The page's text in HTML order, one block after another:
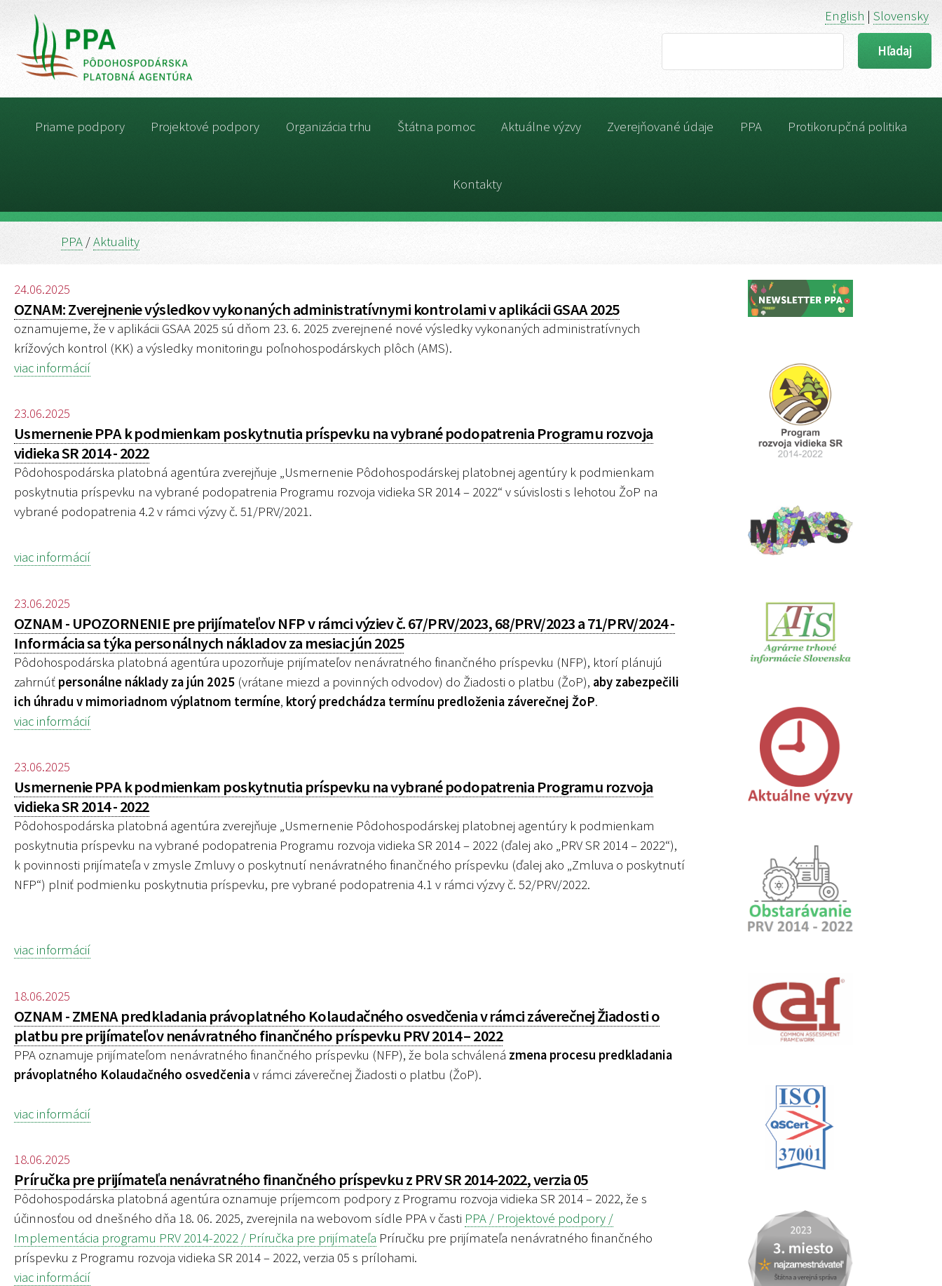
English |Slovensky
Priame podpory Projektové podpory Organizácia trhu Štátna pomoc Aktuálne výzvy Zverejňované údaje PPA Protikorupčná politika
Kontakty
PPA /Aktuality
24.06.2025
OZNAM: Zverejnenie výsledkov vykonaných administratívnymi kontrolami v aplikácii GSAA 2025
oznamujeme, že v aplikácii GSAA 2025 sú dňom 23. 6. 2025 zverejnené nové výsledky vykonaných administratívnych
krížových kontrol (KK) a výsledky monitoringu poľnohospodárskych plôch (AMS).
viac informácií
23.06.2025
Usmernenie PPA k podmienkam poskytnutia príspevku na vybrané podopatrenia Programu rozvoja
vidieka SR 2014 - 2022
Pôdohospodárska platobná agentúra zverejňuje „Usmernenie Pôdohospodárskej platobnej agentúry k podmienkam
poskytnutia príspevku na vybrané podopatrenia Programu rozvoja vidieka SR 2014 – 2022“ v súvislosti s lehotou ŽoP na
vybrané podopatrenia 4.2 v rámci výzvy č. 51/PRV/2021.
viac informácií
23.06.2025
OZNAM - UPOZORNENIE pre prijímateľov NFP v rámci výziev č. 67/PRV/2023, 68/PRV/2023 a 71/PRV/2024 -
Informácia sa týka personálnych nákladov za mesiac jún 2025
Pôdohospodárska platobná agentúra upozorňuje prijímateľov nenávratného finančného príspevku (NFP), ktorí plánujú
zahrnúť personálne náklady za jún 2025 (vrátane miezd a povinných odvodov) do Žiadosti o platbu (ŽoP), aby zabezpečili
ich úhradu v mimoriadnom výplatnom termíne, ktorý predchádza termínu predloženia záverečnej ŽoP.
viac informácií
23.06.2025
Usmernenie PPA k podmienkam poskytnutia príspevku na vybrané podopatrenia Programu rozvoja
vidieka SR 2014 - 2022
Pôdohospodárska platobná agentúra zverejňuje „Usmernenie Pôdohospodárskej platobnej agentúry k podmienkam
poskytnutia príspevku na vybrané podopatrenia Programu rozvoja vidieka SR 2014 – 2022 (ďalej ako „PRV SR 2014 – 2022“),
k povinnosti prijímateľa v zmysle Zmluvy o poskytnutí nenávratného finančného príspevku (ďalej ako „Zmluva o poskytnutí
NFP“) plniť podmienku poskytnutia príspevku, pre vybrané podopatrenia 4.1 v rámci výzvy č. 52/PRV/2022.
viac informácií
18.06.2025
OZNAM - ZMENA predkladania právoplatného Kolaudačného osvedčenia v rámci záverečnej Žiadosti o
platbu pre prijímateľov nenávratného finančného príspevku PRV 2014 – 2022
PPA oznamuje prijímateľom nenávratného finančného príspevku (NFP), že bola schválená zmena procesu predkladania
právoplatného Kolaudačného osvedčeniav rámci záverečnej Žiadosti o platbu (ŽoP).
viac informácií
18.06.2025
Príručka pre prijímateľa nenávratného finančného príspevku z PRV SR 2014-2022, verzia 05
Pôdohospodárska platobná agentúra oznamuje príjemcom podpory z Programu rozvoja vidieka SR 2014 – 2022, že s
účinnosťou od dnešného dňa 18. 06. 2025, zverejnila na webovom sídle PPA v časti PPA / Projektové podpory /
Implementácia programu PRV 2014-2022 / Príručka pre prijímateľa Príručku pre prijímateľa nenávratného finančného
príspevku z Programu rozvoja vidieka SR 2014 – 2022, verzia 05 s prílohami.
viac informácií